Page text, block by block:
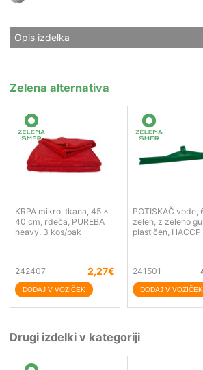
Opis izdelka
Zelena alternativa
KRPA mikro, tkana, 45 x
40 cm, rdeča, PUREBA
heavy, 3 kos/pak
242407 2,27€
POTISKAČ vode,
zelen, z zeleno
plastičen, HACCP
241501
Drugi izdelki v kategoriji